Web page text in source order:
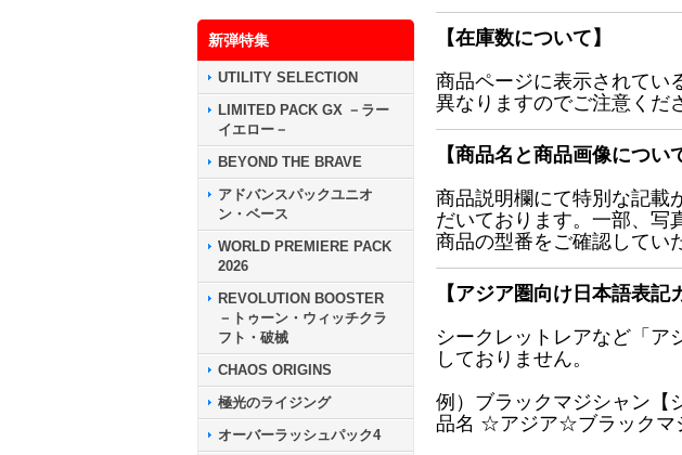
新弾特集
UTILITY SELECTION
LIMITED PACK GX －ラー
イエロー－
BEYOND THE BRAVE
アドバンスパックユニオ
ン・ベース
WORLD PREMIERE PACK
2026
REVOLUTION BOOSTER
－トゥーン・ウィッチクラ
フト・破械
CHAOS ORIGINS
極光のライジング
オーバーラッシュパック4
【在庫数について】
商品ページに表示されてい
異なりますのでご注意くだ
【商品名と商品画像につい
商品説明欄にて特別な記載
だいております。一部、写
商品の型番をご確認してい
【アジア圏向け日本語表記
シークレットレアなど「ア
しておりません。
例）ブラックマジシャン【
品名 ☆アジア☆ブラックマ